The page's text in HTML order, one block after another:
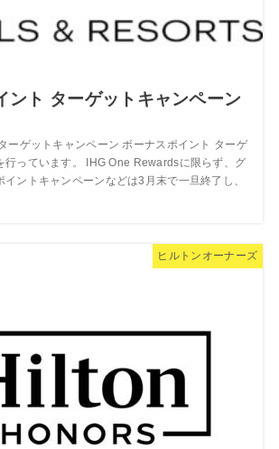
ント ターゲットキャンペーン
ーゲットキャンペーン ボーナスポイント ターゲ
行っています。 IHG One Rewardsに限らず、グ
イントキャンペーンなどは3月末で一旦終了し、
ヒルトンオーナーズ